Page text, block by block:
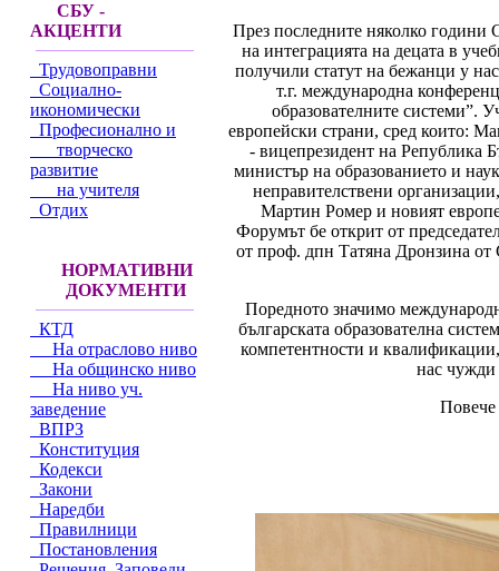
СБУ -
АКЦЕНТИ
Трудовоправни
Социално-
икономически
Професионално и
творческо
развитие
на учителя
Отдих
НОРМАТИВНИ
ДОКУМЕНТИ
КТД
На отраслово ниво
На общинско ниво
На ниво уч.
заведение
ВПРЗ
Конституция
Кодекси
Закони
Наредби
Правилници
Постановления
През последните няколко години
на интеграцията на децата в
получили статут на бежанци у
т.г. международна
образователните системи”.
европейски страни, сред които:
- вицепрезидент на Република
министър на образованието и
неправителствени
Мартин Ромер и новият
Форумът бе открит от
от проф. дпн Татяна Дронзина
Поредното значимо
българската образователна
компетентности и
нас чужди
Повече